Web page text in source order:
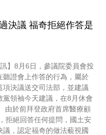
決議 福奇拒絕作答是
】8月6日，參議院委員會投
聽證會上作答的行為，屬於
決議送交司法部，並建議
領袖今天建議，在8月休會
由於前拜登政府首席醫療顧
拒絕回答任何提問，國土安
，認定福奇的做法藐視國